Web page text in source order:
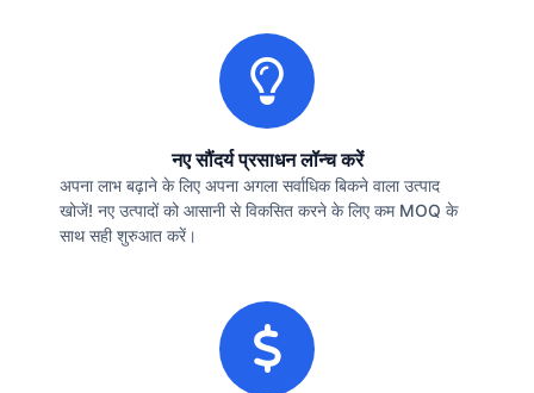
नए सौंदर्य प्रसाधन लॉन्च करें
अपना लाभ बढ़ाने के लिए अपना अगला सर्वाधिक बिकने वाला उत्पाद
खोजें! नए उत्पादों को आसानी से विकसित करने के लिए कम MOQ के
साथ सही शुरुआत करें।